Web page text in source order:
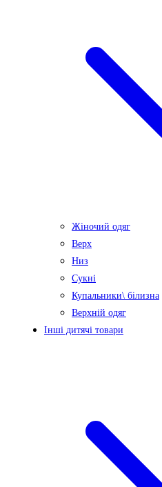
Жіночий одяг
Верх
Низ
Сукні
Купальники\ білизна
Верхній одяг
Інші дитячі товари